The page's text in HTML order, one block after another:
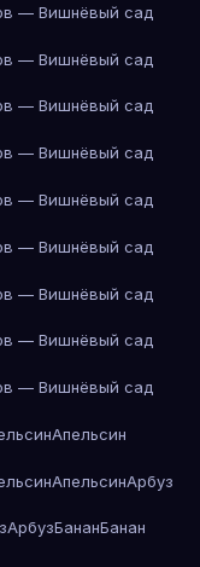
— Вишнёвый сад
— Вишнёвый сад
— Вишнёвый сад
— Вишнёвый сад
— Вишнёвый сад
— Вишнёвый сад
— Вишнёвый сад
— Вишнёвый сад
— Вишнёвый сад
Апельсин
АпельсинАрбуз
АрбузБананБанан